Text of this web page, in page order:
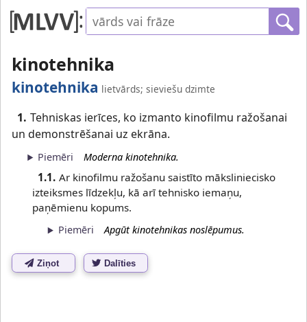
kinotehnika
kinotehnika lietvārds; sieviešu dzimte
1. Tehniskas ierīces, ko izmanto kinofilmu ražošanai
un demonstrēšanai uz ekrāna.
Piemēri Moderna kinotehnika.
1.1. Ar kinofilmu ražošanu saistīto māksliniecisko
izteiksmes līdzekļu, kā arī tehnisko iemaņu,
paņēmienu kopums.
Piemēri Apgūt kinotehnikas noslēpumus.
Ziņot Dalīties